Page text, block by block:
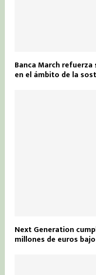
Banca March
en el ámbito de la
Next Generation
millones de euros